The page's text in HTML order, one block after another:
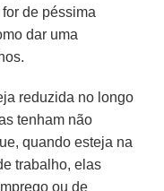
de péssima
dar uma
reduzida no longo
tenham não
quando esteja na
trabalho, elas
ou de